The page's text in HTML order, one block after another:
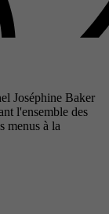
Joséphine Baker
l'ensemble des
menus à la